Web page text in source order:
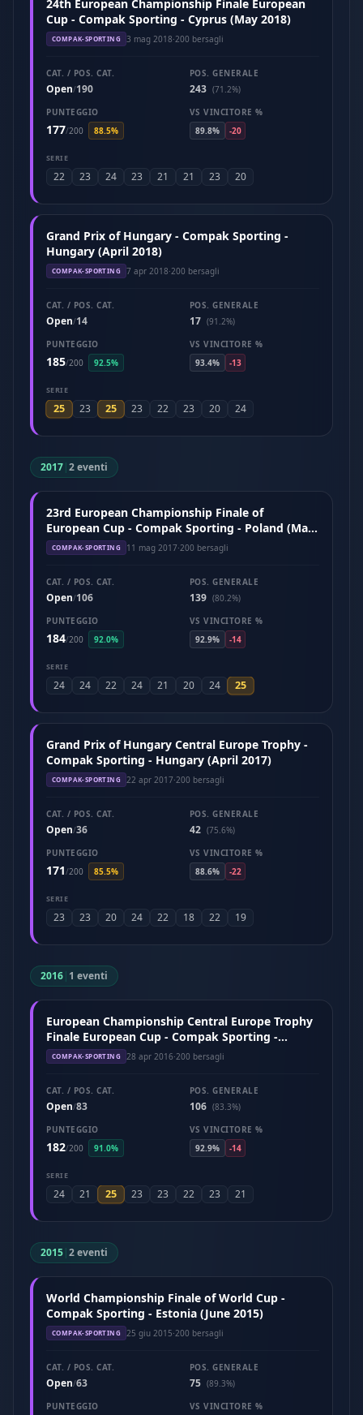
24th European Championship Finale European
Cup - Compak Sporting - Cyprus (May 2018)
COMPAK-SPORTING 3 mag 2018·200 bersagli
CAT. / POS. CAT.
Open/190
POS. GENERALE
243 (71.2%)
PUNTEGGIO
177/200 88.5%
VS VINCITORE %
89.8%
-20
SERIE
22 23 24 23 21 21 23 20
Grand Prix of Hungary - Compak Sporting -
Hungary (April 2018)
COMPAK-SPORTING 7 apr 2018·200 bersagli
CAT. / POS. CAT.
Open/14
POS. GENERALE
17 (91.2%)
PUNTEGGIO
185/200 92.5%
VS VINCITORE %
93.4%
-13
SERIE
25 23 25 23 22 23 20 24
2017|2 eventi
23rd European Championship Finale of
European Cup - Compak Sporting - Poland (May
2017)
COMPAK-SPORTING 11 mag 2017·200 bersagli
CAT. / POS. CAT.
Open/106
POS. GENERALE
139 (80.2%)
PUNTEGGIO
184/200 92.0%
VS VINCITORE %
92.9%
-14
SERIE
24 24 22 24 21 20 24 25
Grand Prix of Hungary Central Europe Trophy -
Compak Sporting - Hungary (April 2017)
COMPAK-SPORTING 22 apr 2017·200 bersagli
CAT. / POS. CAT.
Open/36
POS. GENERALE
42 (75.6%)
PUNTEGGIO
171/200 85.5%
VS VINCITORE %
88.6%
-22
SERIE
23 23 20 24 22 18 22 19
2016| 1 eventi
European Championship Central Europe Trophy
Finale European Cup - Compak Sporting -
Hungary (April 2016)
COMPAK-SPORTING 28 apr 2016·200 bersagli
CAT. / POS. CAT.
Open/83
POS. GENERALE
106 (83.3%)
PUNTEGGIO
182/200 91.0%
VS VINCITORE %
92.9%
-14
SERIE
24 21 25 23 23 22 23 21
2015|2 eventi
World Championship Finale of World Cup -
Compak Sporting - Estonia (June 2015)
COMPAK-SPORTING 25 giu 2015·200 bersagli
CAT. / POS. CAT.
Open/63
POS. GENERALE
75 (89.3%)
PUNTEGGIO
VS VINCITORE %